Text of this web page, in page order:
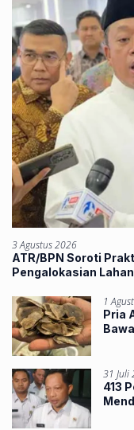
3 Agustus 2026
ATR/BPN Soroti
Pengalokasian
1
Pria
31 Juli
413